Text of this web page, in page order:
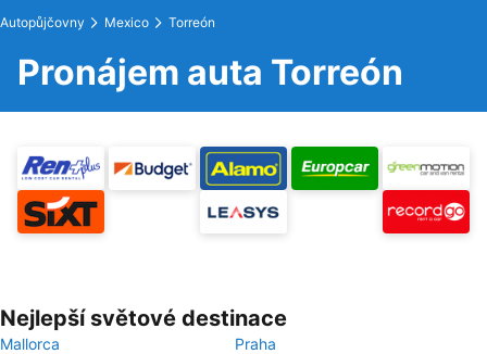
Autopůjčovny Mexico Torreón
Pronájem auta Torreón
Nejlepší světové destinace
Mallorca
Praha